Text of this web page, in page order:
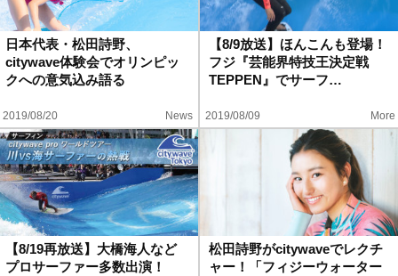
日本代表・松田詩野、
citywave体験会でオリンピッ
クへの意気込み語る
2019/08/20 News
【8/9放送】ほんこんも登場！
フジ『芸能界特技王決定戦
TEPPEN』でサーフ…
2019/08/09 More
【8/19再放送】大橋海人など
プロサーファー多数出演！
松田詩野がcitywaveでレクチ
ャー！「フィジーウォーター
橋みなと）
ニュース
特集
試合
ハウツー